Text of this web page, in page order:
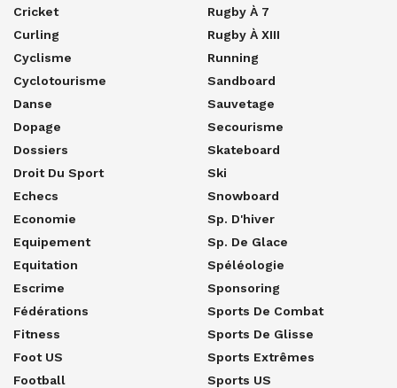
Cricket
Curling
Cyclisme
Cyclotourisme
Danse
Dopage
Dossiers
Droit Du Sport
Echecs
Economie
Equipement
Equitation
Escrime
Fédérations
Fitness
Foot US
Football
Rugby À 7
Rugby À XIII
Running
Sandboard
Sauvetage
Secourisme
Skateboard
Ski
Snowboard
Sp. D'hiver
Sp. De Glace
Spéléologie
Sponsoring
Sports De Combat
Sports De Glisse
Sports Extrêmes
Sports US